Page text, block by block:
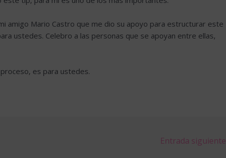
amigo Mario Castro que me dio su apoyo para estructurar este
ustedes. Celebro a las personas que se apoyan entre ellas,
es para ustedes.
Entrada siguiente